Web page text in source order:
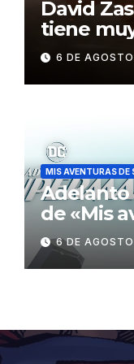
David
tiene
el6 DE
MIS AVENTURAS DE
Adelanto
de «Mis
6 DE